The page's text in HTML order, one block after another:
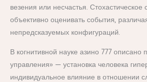
везения или несчастья.
объективно оценивать события,
непредсказуемых конфигураций.
В когнитивной науке азино 777 описано
управления» — установка человека
индивидуальное влияние в отношении